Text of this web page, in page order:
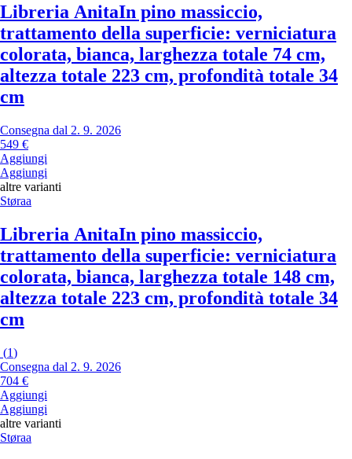
Libreria AnitaIn pino massiccio,
trattamento della superficie: verniciatura
colorata, bianca, larghezza totale 74 cm,
altezza totale 223 cm, profondità totale 34
cm
Consegna dal 2. 9. 2026
549 €
Aggiungi
Aggiungi
altre varianti
Støraa
Libreria AnitaIn pino massiccio,
trattamento della superficie: verniciatura
colorata, bianca, larghezza totale 148 cm,
altezza totale 223 cm, profondità totale 34
cm
(1)
Consegna dal 2. 9. 2026
704 €
Aggiungi
Aggiungi
altre varianti
Støraa